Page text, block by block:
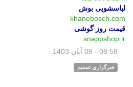
لباسشویی بوش
khanebosch.com
قیمت روز گوشی
snappshop.ir
08:58 - 09 آبان 1403
خبرگزاری تسنیم